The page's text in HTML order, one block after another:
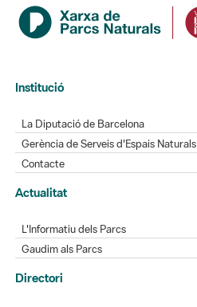
Institució
La Diputació de Barcelona
Gerència de Serveis d'Espais Naturals
Contacte
Actualitat
L'Informatiu dels Parcs
Gaudim als Parcs
Directori